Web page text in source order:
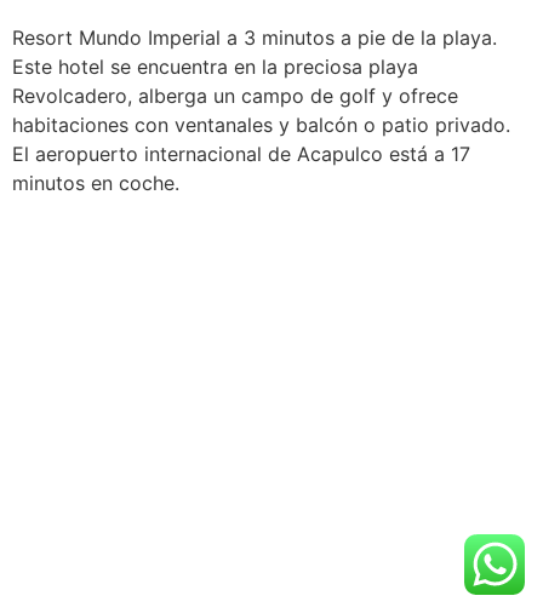
Resort Mundo Imperial a 3 minutos a pie de la playa.
Este hotel se encuentra en la preciosa playa
Revolcadero, alberga un campo de golf y ofrece
habitaciones con ventanales y balcón o patio privado.
El aeropuerto internacional de Acapulco está a 17
minutos en coche.